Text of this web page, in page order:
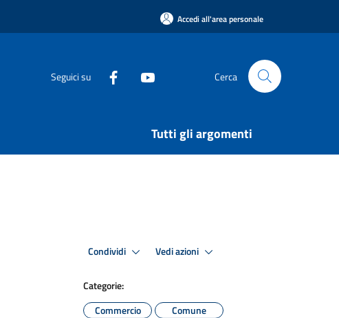
Accedi all'area personale
Seguici su Cerca
Tutti gli argomenti
Condividi Vedi azioni
Categorie:
Commercio
Comune